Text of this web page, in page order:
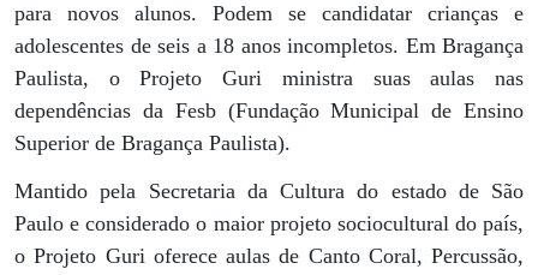
para novos alunos. Podem se candidatar crianças e
adolescentes de seis a 18 anos incompletos. Em Bragança
Paulista, o Projeto Guri ministra suas aulas nas
dependências da Fesb (Fundação Municipal de Ensino
Superior de Bragança Paulista).
Mantido pela Secretaria da Cultura do estado de São
Paulo e considerado o maior projeto sociocultural do país,
o Projeto Guri oferece aulas de Canto Coral, Percussão,